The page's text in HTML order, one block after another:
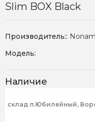
Slim BOX Black
Производитель::
Модель:
Наличие
склад п.Юбилейный,